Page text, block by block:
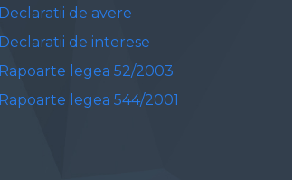
Declaratii de avere
Declaratii de interese
Rapoarte legea 52/2003
Rapoarte legea 544/2001